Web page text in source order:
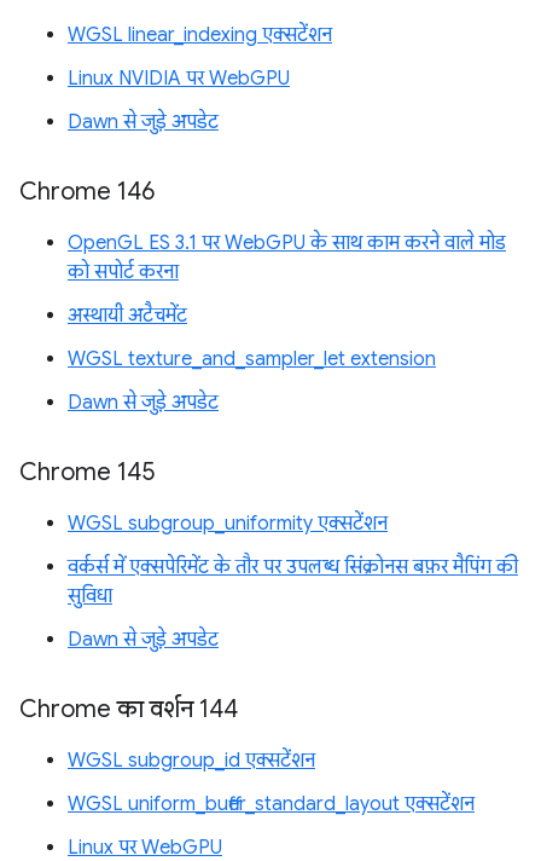
WGSL linear_indexing एक्सटेंशन
Linux NVIDIA पर WebGPU
Dawn से जुड़े अपडेट
Chrome 146
OpenGL ES 3.1 पर WebGPU के साथ काम करने वाले मोड
को सपोर्ट करना
अस्थायी अटैचमेंट
WGSL texture_and_sampler_let extension
Dawn से जुड़े अपडेट
Chrome 145
WGSL subgroup_uniformity एक्सटेंशन
वर्कर्स में एक्सपेरिमेंट के तौर पर उपलब्ध सिंक्रोनस बफ़र मैपिंग की
सुविधा
Dawn से जुड़े अपडेट
Chrome का वर्शन 144
WGSL subgroup_id एक्सटेंशन
WGSL uniform_buffer_standard_layout एक्सटेंशन
Linux पर WebGPU